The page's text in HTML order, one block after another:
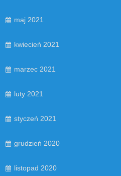
maj 2021
kwiecień 2021
marzec 2021
luty 2021
styczeń 2021
grudzień 2020
listopad 2020